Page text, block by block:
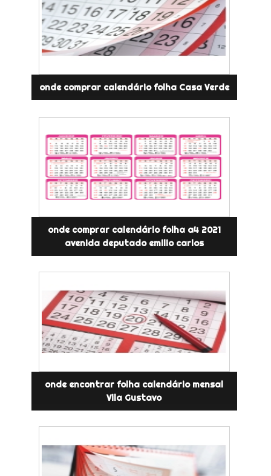
onde comprar calendário folha Casa Verde
onde comprar calendário folha a4 2021
avenida deputado emilio carlos
onde encontrar folha calendário mensal
Vila Gustavo